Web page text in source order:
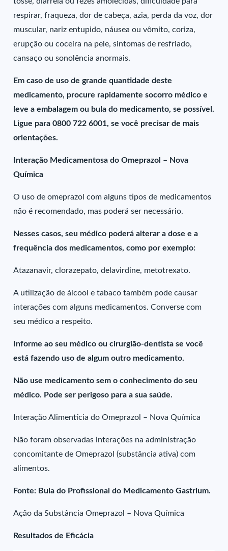
respirar, fraqueza, dor de cabeça, azia, perda da voz, dor
muscular, nariz entupido, náusea ou vômito, coriza,
erupção ou coceira na pele, sintomas de resfriado,
cansaço ou sonolência anormais.
Em caso de uso de grande quantidade deste
medicamento, procure rapidamente socorro médico e
leve a embalagem ou bula do medicamento, se possível.
Ligue para 0800 722 6001, se você precisar de mais
orientações.
Interação Medicamentosa do Omeprazol – Nova
Química
O uso de omeprazol com alguns tipos de medicamentos
não é recomendado, mas poderá ser necessário.
Nesses casos, seu médico poderá alterar a dose e a
frequência dos medicamentos, como por exemplo:
Atazanavir, clorazepato, delavirdine, metotrexato.
A utilização de álcool e tabaco também pode causar
interações com alguns medicamentos. Converse com
seu médico a respeito.
Informe ao seu médico ou cirurgião-dentista se você
está fazendo uso de algum outro medicamento.
Não use medicamento sem o conhecimento do seu
médico. Pode ser perigoso para a sua saúde.
Interação Alimentícia do Omeprazol – Nova Química
Não foram observadas interações na administração
concomitante de Omeprazol (substância ativa) com
alimentos.
Fonte: Bula do Profissional do Medicamento Gastrium.
Ação da Substância Omeprazol – Nova Química
Resultados de Eficácia